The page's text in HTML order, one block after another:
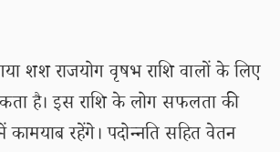
गया शश राजयोग वृषभ राशि वालों के लिए
है। इस राशि के लोग सफलता की
रहेंगे। पदोन्नति सहित वेतन